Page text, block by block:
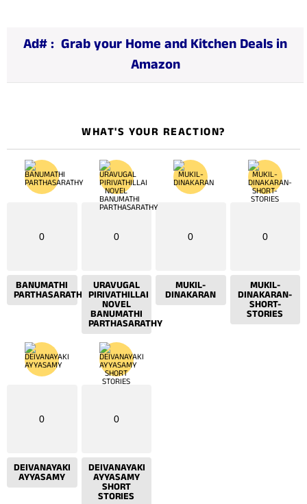
Ad# : Grab your Home and Kitchen Deals in
Amazon
WHAT'S YOUR REACTION?
0
BANUMATHI
PARTHASARATHY
0
URAVUGAL
PIRIVATHILLAI
NOVEL
BANUMATHI
PARTHASARATHY
0
MUKIL-
DINAKARAN
0
MUKIL-
DINAKARAN-
SHORT-
STORIES
0
DEIVANAYAKI
AYYASAMY
0
DEIVANAYAKI
AYYASAMY
SHORT
STORIES